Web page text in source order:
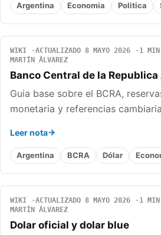
Argentina Economia Politica
WIKI ACTUALIZADO 8 MAYO 2026
1 MIN
MARTÍN ÁLVAREZ
Banco Central de la
Guia base sobre el BCRA,
monetaria y referencias
Leer nota
Argentina BCRA Dólar
WIKI ACTUALIZADO 8 MAYO 2026
1 MIN
MARTÍN ÁLVAREZ
Dolar oficial y dolar blue